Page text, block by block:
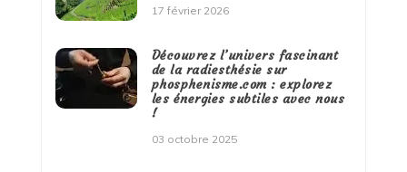
17 février 2026
Découvrez l’univers fascinant
de la radiesthésie sur
phosphenisme.com : explorez
les énergies subtiles avec nous
!
03 octobre 2025